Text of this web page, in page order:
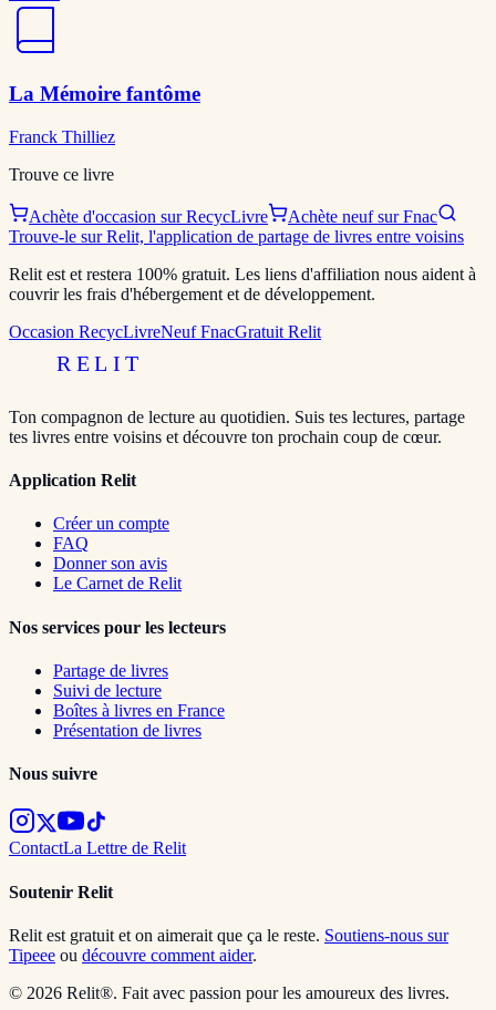
La Mémoire fantôme
Franck Thilliez
Trouve ce livre
Achète d'occasion sur RecycLivre
Achète neuf sur Fnac
Trouve-le sur Relit, l'application de partage de livres entre voisins
Relit est et restera 100% gratuit. Les liens d'affiliation nous aident à
couvrir les frais d'hébergement et de développement.
Occasion RecycLivreNeuf FnacGratuit Relit
RELIT
Ton compagnon de lecture au quotidien. Suis tes lectures, partage
tes livres entre voisins et découvre ton prochain coup de cœur.
Application Relit
Créer un compte
FAQ
Donner son avis
Le Carnet de Relit
Nos services pour les lecteurs
Partage de livres
Suivi de lecture
Boîtes à livres en France
Présentation de livres
Nous suivre
ContactLa Lettre de Relit
Soutenir Relit
Relit est gratuit et on aimerait que ça le reste. Soutiens-nous sur
Tipeee ou découvre comment aider.
© 2026 Relit®. Fait avec passion pour les amoureux des livres.